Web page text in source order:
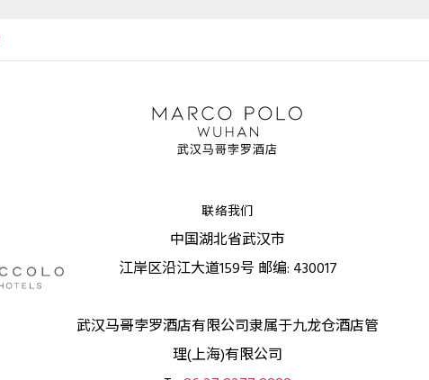
联络我们
中国湖北省武汉市
江岸区沿江大道159号 邮编: 430017
武汉马哥孛罗酒店有限公司隶属于九龙仓酒店管
理(上海)有限公司